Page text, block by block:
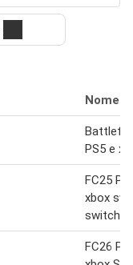
Nome
PS5 e
FC25
xbox
switch
FC26